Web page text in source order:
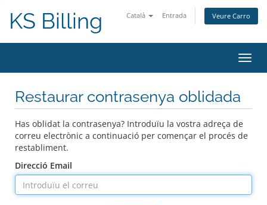
Català Entrada Veure Carro
KS Billing
la
Restaurar contrasenya oblidada
Has oblidat la contrasenya? Introduïu la vostra adreça de
correu electrònic a continuació per començar el procés de
restabliment.
Direcció Email